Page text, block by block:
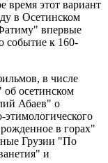
этот вариант
в Осетинском
впервые
событие к 160-
в числе
осетинском
Абаев" о
в горах"
Грузии "По
и